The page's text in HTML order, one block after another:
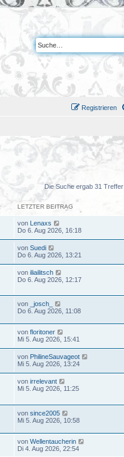
Registrieren
Die Suche ergab 31 Treffer
LETZTER BEITRAG
von Lenaxs
Do 6. Aug 2026, 16:18
von Suedi
Do 6. Aug 2026, 13:21
von iliailitsch
Do 6. Aug 2026, 12:17
von
_josch_
Do 6. Aug 2026, 11:08
von floritoner
Mi 5. Aug 2026, 15:41
von PhilineSauvageot
Mi 5. Aug 2026, 13:24
von irrelevant
Mi 5. Aug 2026, 11:25
von since2005
Mi 5. Aug 2026, 10:58
von Wellentaucherin
Di 4. Aug 2026, 22:54